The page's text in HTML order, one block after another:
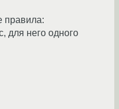
правила:
для него одного